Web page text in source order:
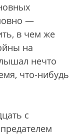
—
в чем же
на
нечто
что-нибудь
с